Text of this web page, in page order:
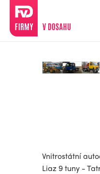
Vnitrostátní
Liaz 9 tuny -